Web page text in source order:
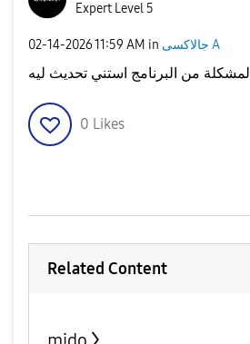
Expert Level 5
‎02-14-202611:59 AM in جالاكسى A
المشكلة من البرنامج استني تحديث ليه
0 Likes
Related Content